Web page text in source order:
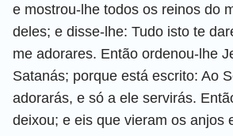
e mostrou-lhe todos os reinos do
deles; e disse-lhe: Tudo isto te
me adorares. Então ordenou-lhe
Satanás; porque está escrito: Ao
adorarás, e só a ele servirás.
deixou; e eis que vieram os anjos